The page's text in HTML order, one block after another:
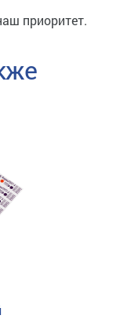
приоритет.